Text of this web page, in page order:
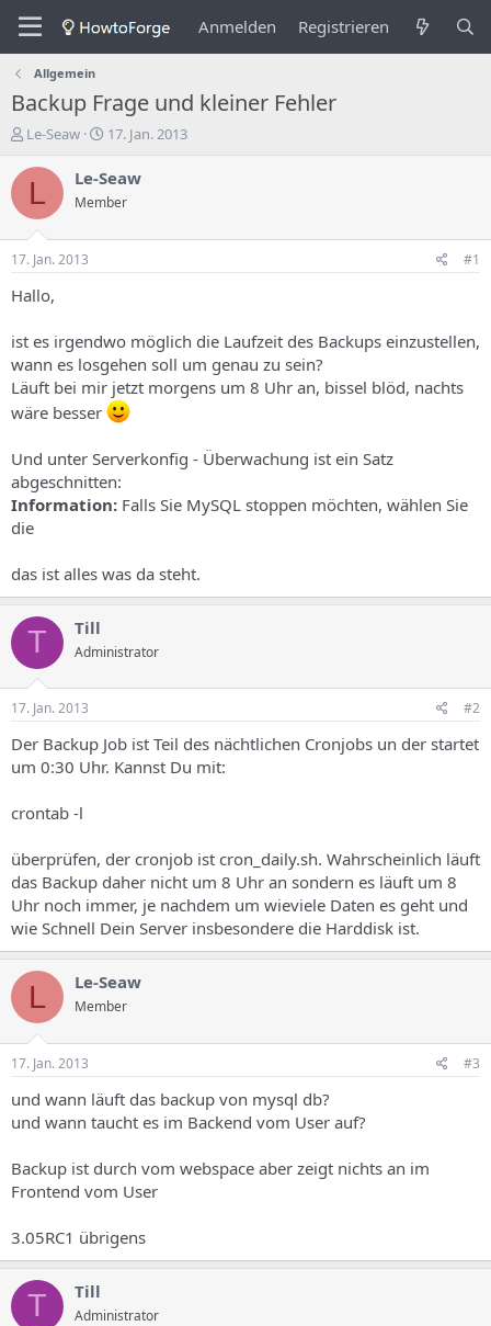
Anmelden Registrieren
Allgemein
Backup Frage und kleiner Fehler
E
s
e
l
e
r
s
T
h
e
s
Le-Seaw
E
s
t
e
d
a
t
u
m
17. Jan. 2013
L Le-Seaw
Member
17. Jan. 2013 #1
Hallo,
ist es irgendwo möglich die Laufzeit des Backups einzustellen,
wann es losgehen soll um genau zu sein?
Läuft bei mir jetzt morgens um 8 Uhr an, bissel blöd, nachts
wäre besser
Und unter Serverkonfig - Überwachung ist ein Satz
abgeschnitten:
Information: Falls Sie MySQL stoppen möchten, wählen Sie
die
das ist alles was da steht.
T Till
Administrator
17. Jan. 2013 #2
Der Backup Job ist Teil des nächtlichen Cronjobs un der startet
um 0:30 Uhr. Kannst Du mit:
crontab -l
überprüfen, der cronjob ist cron_daily.sh. Wahrscheinlich läuft
das Backup daher nicht um 8 Uhr an sondern es läuft um 8
Uhr noch immer, je nachdem um wieviele Daten es geht und
wie Schnell Dein Server insbesondere die Harddisk ist.
L Le-Seaw
Member
17. Jan. 2013 #3
und wann läuft das backup von mysql db?
und wann taucht es im Backend vom User auf?
Backup ist durch vom webspace aber zeigt nichts an im
Frontend vom User
3.05RC1 übrigens
T Till
Administrator